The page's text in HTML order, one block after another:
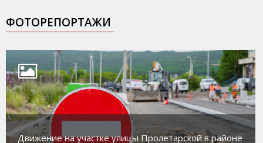
ФОТОРЕПОРТАЖИ
Движение на участке улицы Пролетарской в районе